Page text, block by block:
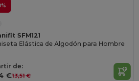
SFM121
Elástica de Algodón para Hombre
de:
€13,51 €